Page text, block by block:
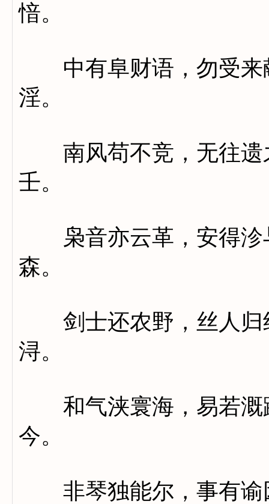
愔。
中有阜财语，勿受来
淫。
南风苟不竞，无往遗
壬。
枭音亦云革，安得沴
森。
剑士还农野，丝人归
浔。
和气浃寰海，易若溉
今。
非琴独能尔，事有谕